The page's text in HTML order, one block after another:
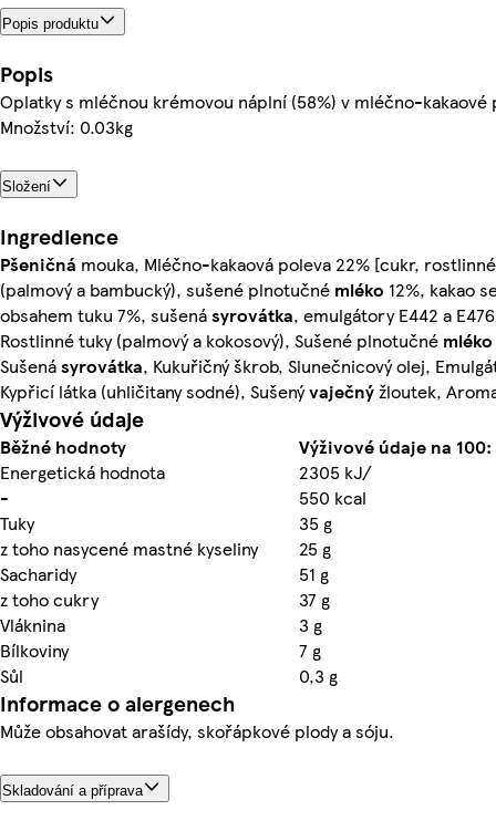
Popis produktu
Popis
Oplatky s mléčnou krémovou náplní (58%) v mléčno-kakaové
Množství: 0.03kg
Složení
Ingredience
Pšeničná mouka, Mléčno-kakaová poleva 22% [cukr,
(palmový a bambucký), sušené plnotučné mléko 12%, kakao
obsahem tuku 7%, sušenásyrovátka, emulgátory E442 a
Rostlinné tuky (palmový a kokosový), Sušené plnotučné mléko
Sušenásyrovátka, Kukuřičný škrob, Slunečnicový olej,
Kypřicí látka (uhličitany sodné), Sušenývaječnýžloutek,
Výživové údaje
Běžné hodnoty
Výživové údaje na 100:
Energetická hodnota
2305 kJ/
-
550 kcal
Tuky
35 g
z toho nasycené mastné kyseliny
25 g
Sacharidy
51 g
z toho cukry
37 g
Vláknina
3 g
Bílkoviny
7 g
Sůl
0,3 g
Informace o alergenech
Může obsahovat arašídy, skořápkové plody a sóju.
Skladování a příprava